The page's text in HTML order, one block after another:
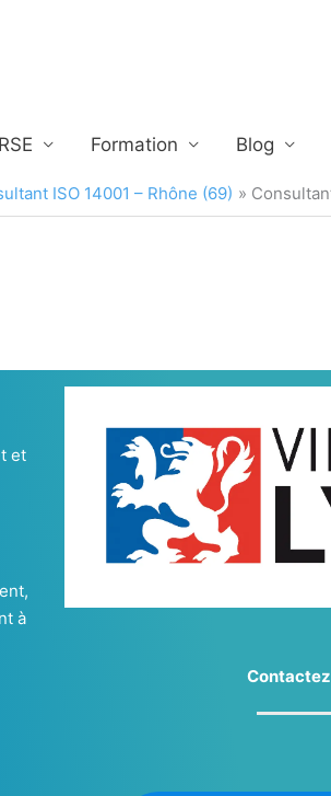
RSE Formation Blog
ISO 14001 – Rhône (69)
et
à